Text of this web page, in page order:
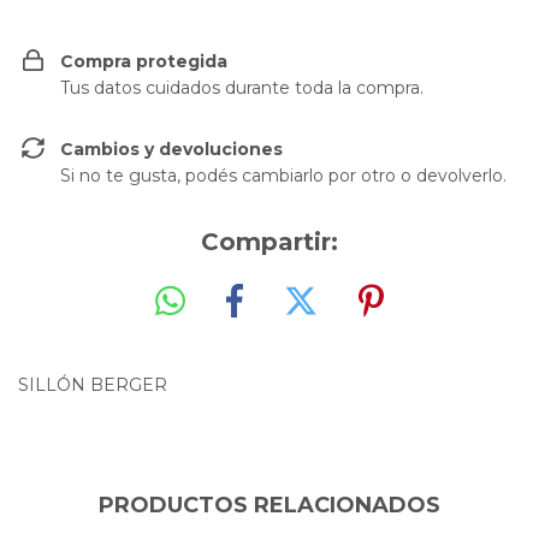
Compra protegida
Tus datos cuidados durante toda la compra.
Cambios y devoluciones
Si no te gusta, podés cambiarlo por otro o devolverlo.
Compartir:
SILLÓN BERGER
PRODUCTOS RELACIONADOS